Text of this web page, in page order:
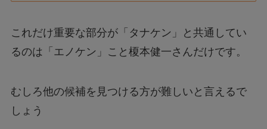
これだけ重要な部分が「タナケン」と共通してい
るのは「エノケン」こと榎本健一さんだけです。
むしろ他の候補を見つける方が難しいと言えるで
しょう